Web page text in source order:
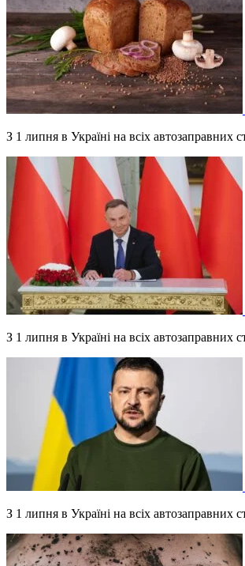
З 1 липня в Україні на всіх
З 1 липня в Україні на всіх
З 1 липня в Україні на всіх